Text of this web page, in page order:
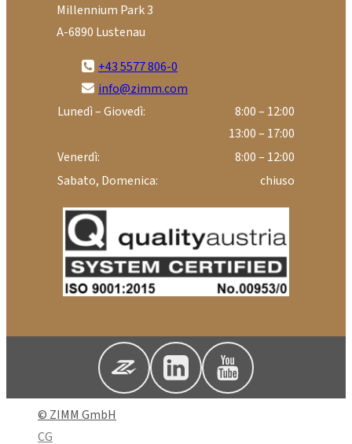
Millennium Park 3
A-6890 Lustenau
+43 5577 806-0
info@zimm.com
Lunedì – Giovedì:
8:00 – 12:00
13:00 – 17:00
Venerdì:
8:00 – 12:00
Sabato, Domenica:
chiuso
© ZIMM GmbH
CG